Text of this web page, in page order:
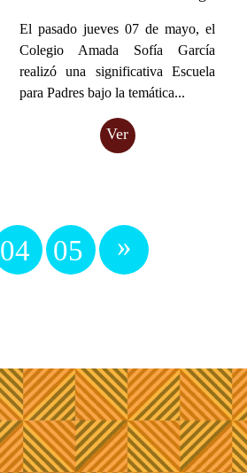
El pasado jueves 07 de mayo, el
Colegio Amada Sofía García
realizó una significativa Escuela
para Padres bajo la temática...
Ver
04 05 »